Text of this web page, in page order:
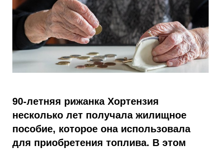
90-летняя рижанка Хортензия
несколько лет получала жилищное
пособие, которое она использовала
для приобретения топлива. В этом